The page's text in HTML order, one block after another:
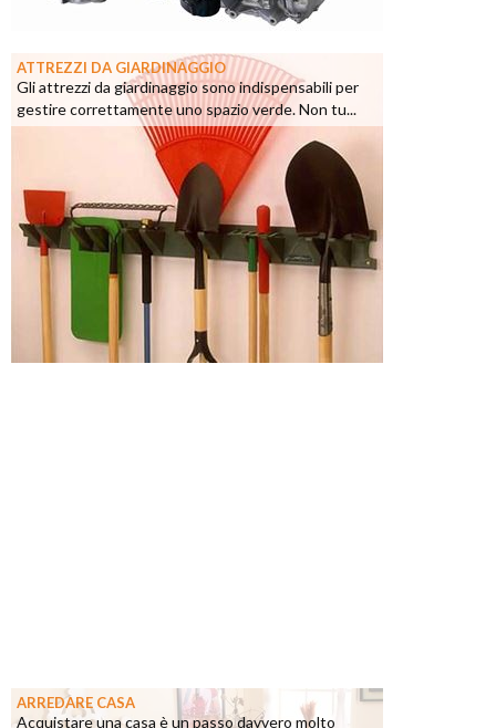
ATTREZZI DA GIARDINAGGIO
Gli attrezzi da giardinaggio sono indispensabili per
gestire correttamente uno spazio verde. Non tu...
ARREDARE CASA
Acquistare una casa è un passo davvero molto